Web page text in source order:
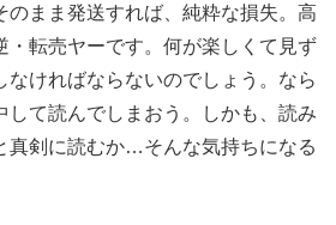
のまま発送すれば、純粋な損失。高
・転売ヤーです。何が楽しくて見ず
なければならないのでしょう。なら
して読んでしまおう。しかも、読み
真剣に読むか…そんな気持ちになる